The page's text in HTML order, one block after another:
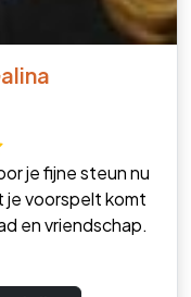
je fijne steun nu
je voorspelt komt
en vriendschap.